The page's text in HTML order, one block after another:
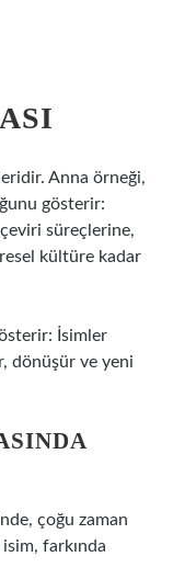
Anna örneği,
gösterir:
süreçlerine,
kültüre kadar
İsimler
dönüşür ve yeni
çoğu zaman
farkında